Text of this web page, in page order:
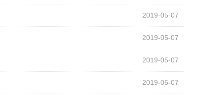
2019-05-07
2019-05-07
2019-05-07
2019-05-07